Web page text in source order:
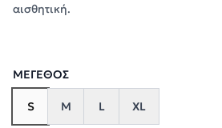
αισθητική.
ΜΈΓΕΘΟΣ
S M L XL